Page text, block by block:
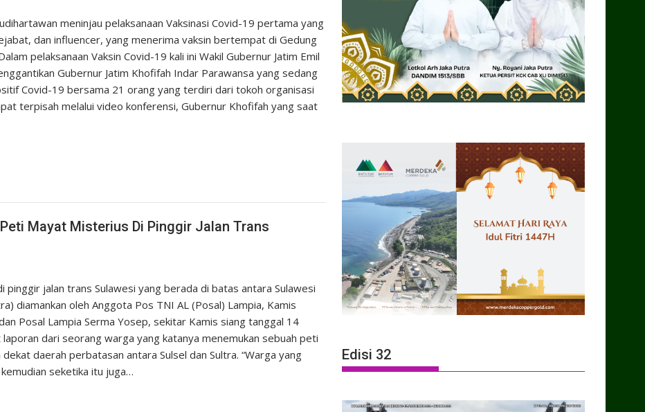
meninjau pelaksanaan Vaksinasi Covid-19 pertama yang
dan influencer, yang menerima vaksin bertempat di Gedung
pelaksanaan Vaksin Covid-19 kali ini Wakil Gubernur Jatim Emil
Gubernur Jatim Khofifah Indar Parawansa yang sedang
Covid-19 bersama 21 orang yang terdiri dari tokoh organisasi
terpisah melalui video konferensi, Gubernur Khofifah yang saat
Mayat Misterius Di Pinggir Jalan Trans
jalan trans Sulawesi yang berada di batas antara Sulawesi
diamankan oleh Anggota Pos TNI AL (Posal) Lampia, Kamis
Posal Lampia Serma Yosep, sekitar Kamis siang tanggal 14
dari seorang warga yang katanya menemukan sebuah peti
daerah perbatasan antara Sulsel dan Sultra. “Warga yang
seketika itu juga…
Edisi 32